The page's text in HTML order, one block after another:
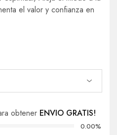
el valor y confianza en
obtener ENVIO GRATIS!
0.00%